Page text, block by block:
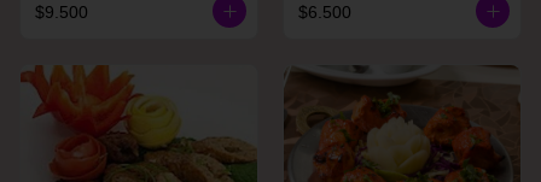
$9.500 $6.500